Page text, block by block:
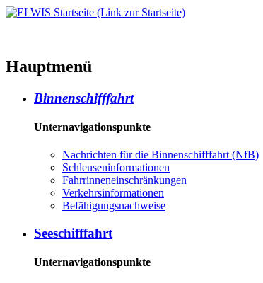
Hauptmenü
Binnenschifffahrt
Unternavigationspunkte
Nachrichten für die Binnenschifffahrt (NfB)
Schleuseninformationen
Fahrrinneneinschränkungen
Verkehrsinformationen
Befähigungsnachweise
Seeschifffahrt
Unternavigationspunkte